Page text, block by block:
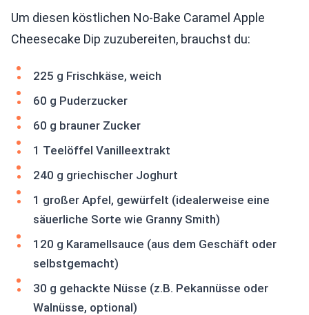
Um diesen köstlichen No-Bake Caramel Apple
Cheesecake Dip zuzubereiten, brauchst du:
225 g Frischkäse, weich
60 g Puderzucker
60 g brauner Zucker
1 Teelöffel Vanilleextrakt
240 g griechischer Joghurt
1 großer Apfel, gewürfelt (idealerweise eine
säuerliche Sorte wie Granny Smith)
120 g Karamellsauce (aus dem Geschäft oder
selbstgemacht)
30 g gehackte Nüsse (z.B. Pekannüsse oder
Walnüsse, optional)